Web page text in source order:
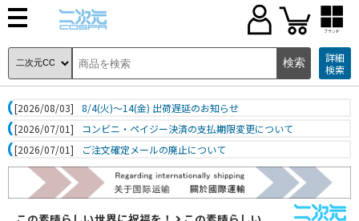
ブランド
詳細
検索
[2026/08/03]
8/4(火)～14(金) 出荷遅延のお知らせ
[2026/07/01]
コンビニ・ペイジー決済の支払期限変更について
[2026/07/01]
ご注文確定メールの廃止について